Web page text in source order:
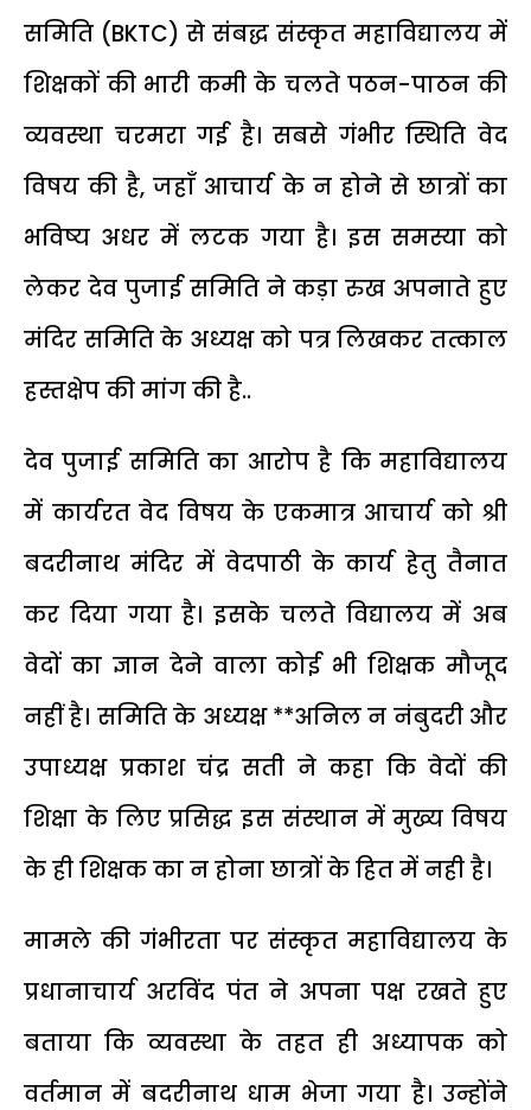
समिति (BKTC) से संबद्ध संस्कृत महाविद्यालय में
शिक्षकों की भारी कमी के चलते पठन-पाठन की
व्यवस्था चरमरा गई है। सबसे गंभीर स्थिति वेद
विषय की है, जहाँ आचार्य के न होने से छात्रों का
भविष्य अधर में लटक गया है। इस समस्या को
लेकर देव पुजाई समिति ने कड़ा रुख अपनाते हुए
मंदिर समिति के अध्यक्ष को पत्र लिखकर तत्काल
हस्तक्षेप की मांग की है..
देव पुजाई समिति का आरोप है कि महाविद्यालय
में कार्यरत वेद विषय के एकमात्र आचार्य को श्री
बदरीनाथ मंदिर में वेदपाठी के कार्य हेतु तैनात
कर दिया गया है। इसके चलते विद्यालय में अब
वेदों का ज्ञान देने वाला कोई भी शिक्षक मौजूद
नहीं है। समिति के अध्यक्ष **अनिल न नंबुदरी और
उपाध्यक्ष प्रकाश चंद्र सती ने कहा कि वेदों की
शिक्षा के लिए प्रसिद्ध इस संस्थान में मुख्य विषय
के ही शिक्षक का न होना छात्रों के हित में नही है।
मामले की गंभीरता पर संस्कृत महाविद्यालय के
प्रधानाचार्य अरविंद पंत ने अपना पक्ष रखते हुए
बताया कि व्यवस्था के तहत ही अध्यापक को
वर्तमान में बदरीनाथ धाम भेजा गया है। उन्होंने